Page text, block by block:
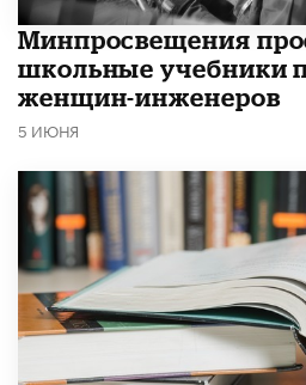
Минпросвещения
школьные учебники
женщин-инженеров
5 ИЮНЯ